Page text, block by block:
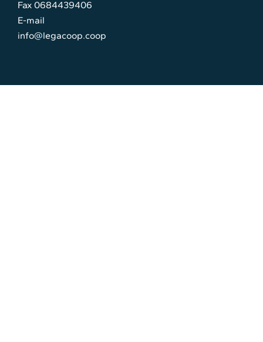
Fax 0684439406
E-mail
info@legacoop.coop